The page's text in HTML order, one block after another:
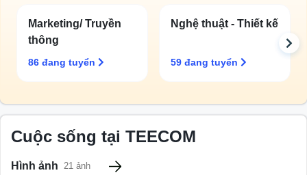
Teecom là một tập thể những thành viên trẻ, luôn sẵn sàng
học hỏi và phát triển. Hiện tại Teecom đã có hơn 100 nhân
sự và vẫn đang tiếp tục mở rộng.
Marketing/ Truyền
thông
86 đang tuyển
Nghệ thuật - Thiết kế
59 đang tuyển
Cuộc sống tại TEECOM
Hình ảnh 21 ảnh